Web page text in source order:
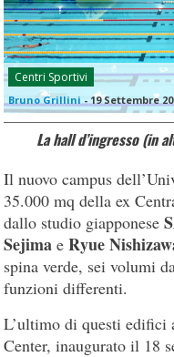
Centri Sportivi
Bruno Grillini - 19 Settembre
La hall d’ingresso (in
Il nuovo campus
35.000 mq della ex
dallo studio giapponese
Sejima eRyue
spina verde, sei volumi
funzioni differenti.
L’ultimo di questi edifici
Center, inaugurato il 18